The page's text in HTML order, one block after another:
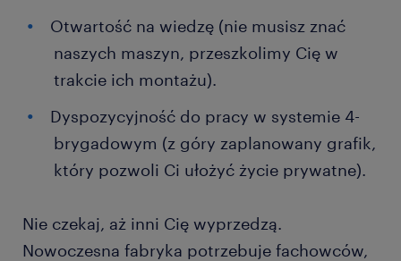
Otwartość na wiedzę (nie musisz znać
naszych maszyn, przeszkolimy Cię w
trakcie ich montażu).
Dyspozycyjność do pracy w systemie 4-
brygadowym (z góry zaplanowany grafik,
który pozwoli Ci ułożyć życie prywatne).
Nie czekaj, aż inni Cię wyprzedzą.
Nowoczesna fabryka potrzebuje fachowców,